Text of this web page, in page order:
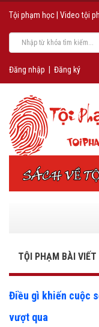
Tội phạm học Video tội
Đăng nhập Đăng ký
TỘI PHẠM BÀI VIẾT
Điều gì khiến cuộc
vượt qua